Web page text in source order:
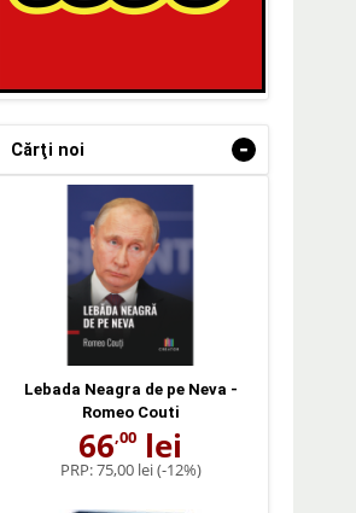
Cărţi noi -
Lebada Neagra de pe Neva -
Romeo Couti
66,00 lei
PRP:75,00 lei(-12%)